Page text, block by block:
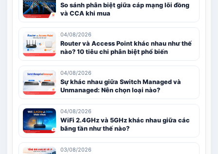
So sánh phân biệt giữa cáp mạng lõi đồng
và CCA khi mua
04/08/2026
Router và Access Point khác nhau như thế
nào? 10 tiêu chi phân biệt phổ biến
04/08/2026
Sự khác nhau giữa Switch Managed và
Unmanaged: Nên chọn loại nào?
04/08/2026
WiFi 2.4GHz và 5GHz khác nhau giữa các
băng tần như thế nào?
03/08/2026